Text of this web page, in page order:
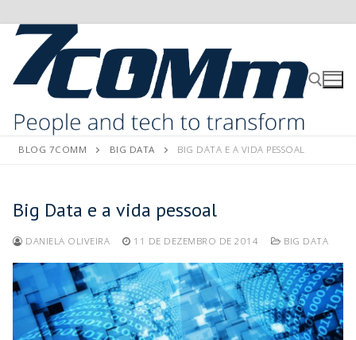
BLOG 7COMM BIG DATA BIG DATA E A VIDA PESSOAL
Big Data e a vida pessoal
DANIELA OLIVEIRA 11 DE DEZEMBRO DE 2014 BIG DATA